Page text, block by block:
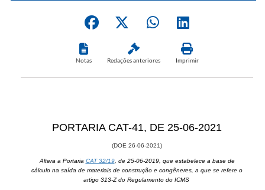
Notas Redações anteriores Imprimir
​PORTARIA CAT-41, DE 25-06-2021
(DOE 26-06-2021)
Altera a Portaria CAT 32/19, de 25-06-2019, que estabelece a base de
cálculo na saída de materiais de construção e congêneres, a que se refere o
artigo 313-Z do Regulamento do ICMS